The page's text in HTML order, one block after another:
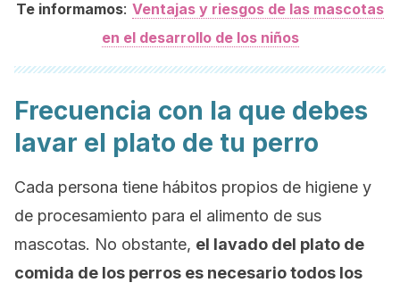
Te informamos: Ventajas y riesgos de las mascotas
en el desarrollo de los niños
Frecuencia con la que debes
lavar el plato de tu perro
Cada persona tiene hábitos propios de higiene y
de procesamiento para el alimento de sus
mascotas. No obstante, el lavado del plato de
comida de los perros es necesario todos los